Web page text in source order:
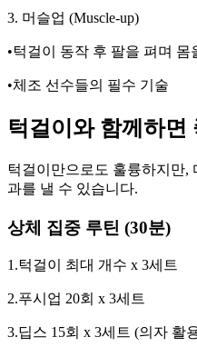
3. 머슬업 (Muscle-up)
•턱걸이 동작 후 팔을 펴며
•체조 선수들의 필수 기술
턱걸이와 함께하면
턱걸이만으로도 훌륭하지만,
과를 낼 수 있습니다.
상체 집중 루틴 (30분)
1.턱걸이 최대 개수 x 3세트
2.푸시업 20회 x 3세트
3.딥스 15회 x 3세트 (의자 활